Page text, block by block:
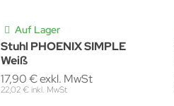
Auf Lager
Stuhl PHOENIX SIMPLE
Weiß
17,90 € exkl. MwSt
22,02 € inkl. MwSt